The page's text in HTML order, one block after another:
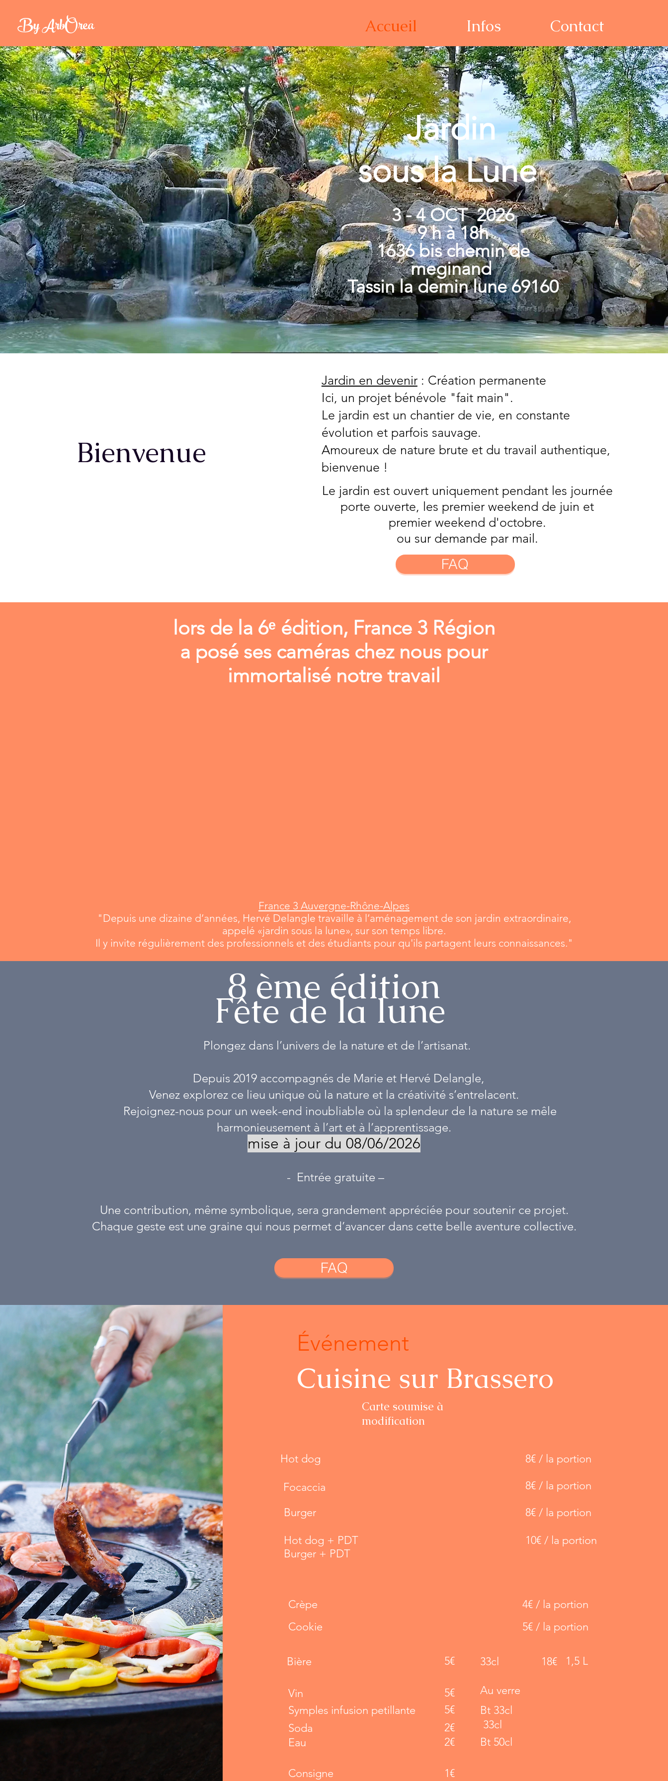
By ArbOrea Accueil Infos Contact
Jardin
sous la Lune
​3 - 4 OCT2026
9 h à 18h
1636 bis chemin de
meginand
Tassin la demin lune 69160
Bienvenue
Jardin en devenir: Création permanente
Ici, un projet bénévole "fait main".
Le jardin est un chantier de vie, en constante
évolution et parfois sauvage.
Amoureux de nature brute et du travail authentique,
bienvenue !
Le jardin est ouvert uniquement pendant les journée
porte ouverte, les premier weekend de juin et
premier weekend d'octobre.
ou sur demande par mail.
FAQ
lors de la 6ᵉ édition, France 3 Région
a posé ses caméras chez nous pour
immortalisé notre travail
France 3 Auvergne-Rhône-Alpes
"Depuis une dizaine d’années, Hervé Delangle travaille à l’aménagement de son jardin extraordinaire,
appelé «jardin sous la lune», sur son temps libre.
Il y invite régulièrement des professionnels et des étudiants pour qu'ils partagent leurs connaissances."
8 ème édition
Fête de la lune
​ Plongez dans l’univers de la nature et de l’artisanat.
Depuis 2019 accompagnés de Marie et Hervé Delangle,
Venez explorez ce lieu unique où la nature et la créativité s’entrelacent.
Rejoignez-nous pour un week-end inoubliable où la splendeur de la nature se mêle
harmonieusement à l’art et à l’apprentissage.
mise à jour du 08/06/2026
- Entrée gratuite –
Une contribution, même symbolique, sera grandement appréciée pour soutenir ce projet.
Chaque geste est une graine qui nous permet d’avancer dans cette belle aventure collective.
FAQ
Événement
Cuisine sur Brassero
Carte soumise à
modification
Hot dog
Focaccia
Burger
Hot dog + PDT
Burger + PDT
8€ / la portion
8€ / la portion
8€ / la portion
10€ / la portion
Crèpe
Cookie
4€ / la portion
5€ / la portion
Bière 5€ 33cl 1,5 L
18€
Vin 5€
Au verre
Symples infusion petillante
5€
Bt 33cl
Soda
Eau
2€
33cl
2€
Bt 50cl
Consigne 1€